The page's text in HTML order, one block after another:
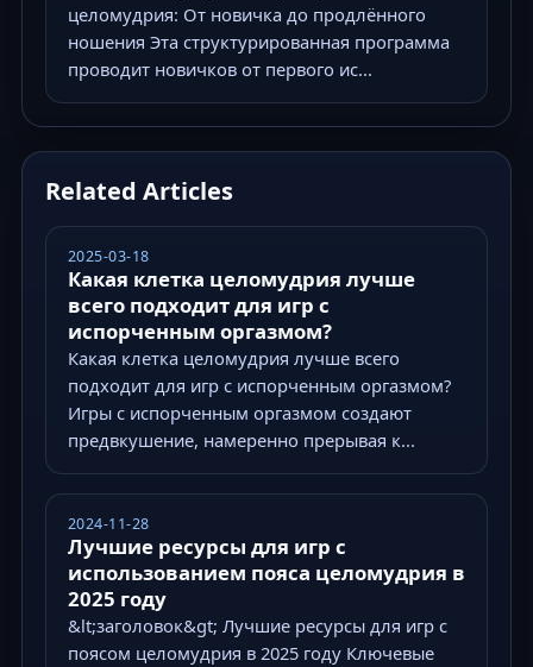
целомудрия: От новичка до продлённого
ношения Эта структурированная программа
проводит новичков от первого ис...
Related Articles
2025-03-18
Какая клетка целомудрия лучше
всего подходит для игр с
испорченным оргазмом?
Какая клетка целомудрия лучше всего
подходит для игр с испорченным оргазмом?
Игры с испорченным оргазмом создают
предвкушение, намеренно прерывая к...
2024-11-28
Лучшие ресурсы для игр с
использованием пояса целомудрия в
2025 году
&lt;заголовок&gt; Лучшие ресурсы для игр с
поясом целомудрия в 2025 году Ключевые